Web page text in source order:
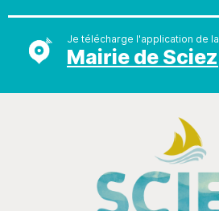
Je télécharge l'application de la
Mairie de Sciez